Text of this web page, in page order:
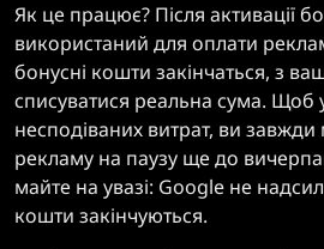
Як це працює? Після активації
використаний для оплати
бонусні кошти закінчаться, з
списуватися реальна сума. Щоб
несподіваних витрат, ви
рекламу на паузу ще до
майте на увазі: Google не
кошти закінчуються.